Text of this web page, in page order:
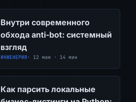
Внутри современного
обхода anti-bot: системный
взгляд
ИНЖЕНЕРИЯ · 12 мая · 14 мин
Как парсить локальные